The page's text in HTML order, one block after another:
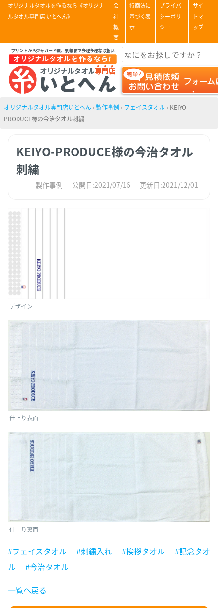
オリジナルタオルを作るなら《オリジナ
ルタオル専門店 いとへん》
会
社
概
要
特商法に
基づく表
示
プライバ
シーポリ
シー
サイ
トマ
ップ
オリジナルタオル専門店いとへん › 製作事例 › フェイスタオル › KEIYO-
PRODUCE様の今治タオル刺繍
KEIYO-PRODUCE様の今治タオル
刺繍
製作事例 公開日:2021/07/16 更新日:2021/12/01
デザイン
仕上り表面
仕上り裏面
#フェイスタオル #刺繍入れ #挨拶タオル
#記念タオ
ル
#今治タオル
一覧へ戻る